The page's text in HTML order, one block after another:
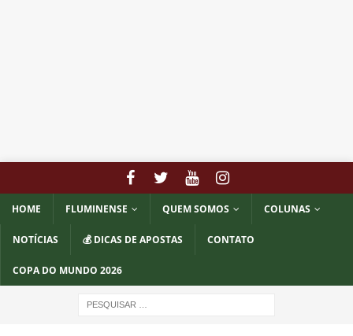
HOME FLUMINENSE QUEM SOMOS COLUNAS
NOTÍCIAS 💰 DICAS DE APOSTAS CONTATO
COPA DO MUNDO 2026